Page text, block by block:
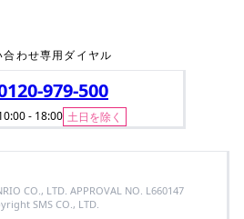
合わせ専用ダイヤル
979-500
- 18:00 土日を除く
CO., LTD. APPROVAL NO. L660147
SMS CO., LTD.